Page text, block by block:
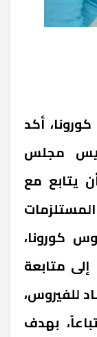
أكد
مجلس
يتابع مع
كورونا،
إلى متابعة
للفيروس،
بهدف